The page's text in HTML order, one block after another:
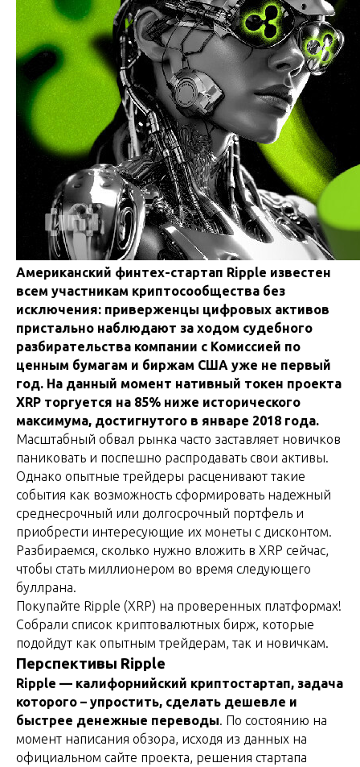
Американский финтех-стартап Ripple известен
всем участникам криптосообщества без
исключения: приверженцы цифровых активов
пристально наблюдают за ходом судебного
разбирательства компании с Комиссией по
ценным бумагам и биржам США уже не первый
год. На данный момент нативный токен проекта
XRP торгуется на 85% ниже исторического
максимума, достигнутого в январе 2018 года.
Масштабный обвал рынка часто заставляет новичков
паниковать и поспешно распродавать свои активы.
Однако опытные трейдеры расценивают такие
события как возможность сформировать надежный
среднесрочный или долгосрочный портфель и
приобрести интересующие их монеты с дисконтом.
Разбираемся, сколько нужно вложить в XRP сейчас,
чтобы стать миллионером во время следующего
буллрана.
Покупайте Ripple (XRP) на проверенных платформах!
Собрали список криптовалютных бирж, которые
подойдут как опытным трейдерам, так и новичкам.
Перспективы Ripple
Ripple — калифорнийский криптостартап, задача
которого – упростить, сделать дешевле и
быстрее денежные переводы. По состоянию на
момент написания обзора, исходя из данных на
официальном сайте проекта, решения стартапа